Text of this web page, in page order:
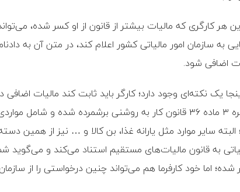
هر کارگری که مالیات بیشتر از قانون از او کسر شده،
به سازمان امور مالیاتی کشور اعلام کند، در متن آن به
اضافی شود.
یک نکته‌ای وجود دارد؛ کارگر باید ثابت کند مالیات
بوده؛ این مزایا در تبصره ۳ ماده ۳۶ قانون کار به روشنی
سایر موارد مثل یارانه غذا، بن کالا و … نیز از همین
به قانون مالیات‌های مستقیم استناد می‌کند و می‌گوید
شده؛ اما خود کارفرما هم می‌تواند چنین درخواستی را از